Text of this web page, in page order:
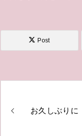
Post
お久しぶりに